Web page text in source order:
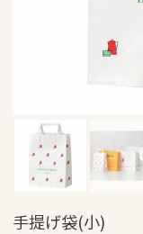
手提げ袋(小)